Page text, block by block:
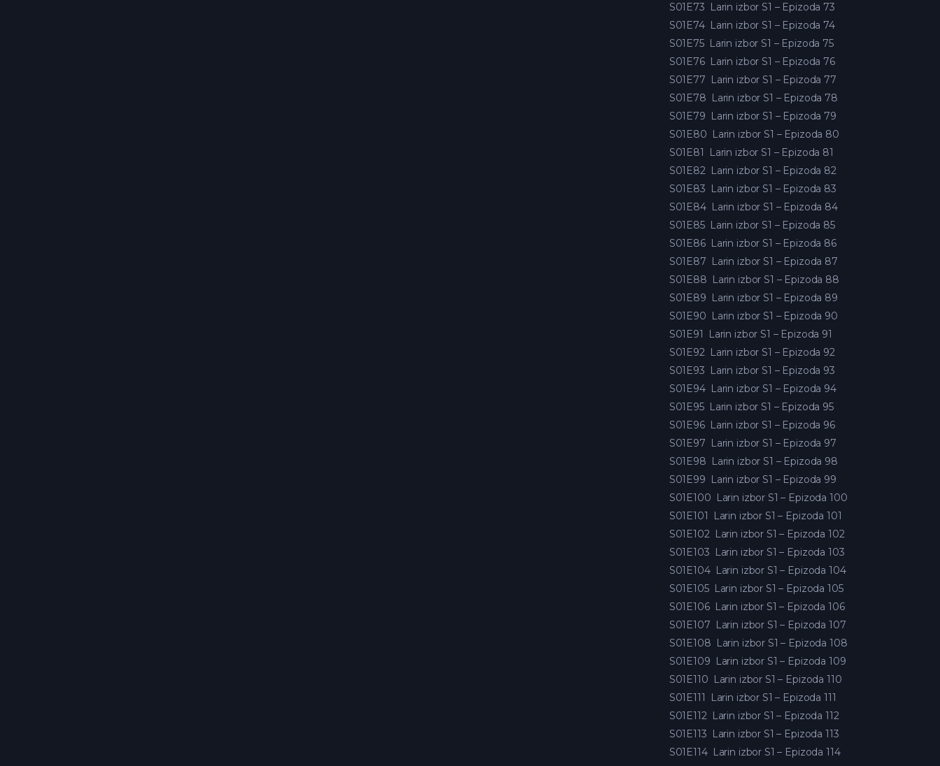
S01E73 Larin izbor S1 – Epizoda 73
S01E74 Larin izbor S1 – Epizoda 74
S01E75 Larin izbor S1 – Epizoda 75
S01E76 Larin izbor S1 – Epizoda 76
S01E77 Larin izbor S1 – Epizoda 77
S01E78 Larin izbor S1 – Epizoda 78
S01E79 Larin izbor S1 – Epizoda 79
S01E80 Larin izbor S1 – Epizoda 80
S01E81
Larin izbor S1 – Epizoda 81
S01E82 Larin izbor S1 – Epizoda 82
S01E83 Larin izbor S1 – Epizoda 83
S01E84 Larin izbor S1 – Epizoda 84
S01E85 Larin izbor S1 – Epizoda 85
S01E86 Larin izbor S1 – Epizoda 86
S01E87 Larin izbor S1 – Epizoda 87
S01E88 Larin izbor S1 – Epizoda 88
S01E89 Larin izbor S1 – Epizoda 89
S01E90 Larin izbor S1 – Epizoda 90
S01E91
Larin izbor S1 – Epizoda 91
S01E92 Larin izbor S1 – Epizoda 92
S01E93 Larin izbor S1 – Epizoda 93
S01E94 Larin izbor S1 – Epizoda 94
S01E95 Larin izbor S1 – Epizoda 95
S01E96 Larin izbor S1 – Epizoda 96
S01E97 Larin izbor S1 – Epizoda 97
S01E98 Larin izbor S1 – Epizoda 98
S01E99 Larin izbor S1 – Epizoda 99
S01E100 Larin izbor S1 – Epizoda 100
S01E101
Larin izbor S1 – Epizoda 101
S01E102 Larin izbor S1 – Epizoda 102
S01E103 Larin izbor S1 – Epizoda 103
S01E104 Larin izbor S1 – Epizoda 104
S01E105 Larin izbor S1 – Epizoda 105
S01E106 Larin izbor S1 – Epizoda 106
S01E107 Larin izbor S1 – Epizoda 107
S01E108 Larin izbor S1 – Epizoda 108
S01E109 Larin izbor S1 – Epizoda 109
S01E110 Larin izbor S1 – Epizoda 110
S01E111
Larin izbor S1 – Epizoda 111
S01E112 Larin izbor S1 – Epizoda 112
S01E113 Larin izbor S1 – Epizoda 113
S01E114 Larin izbor S1 – Epizoda 114